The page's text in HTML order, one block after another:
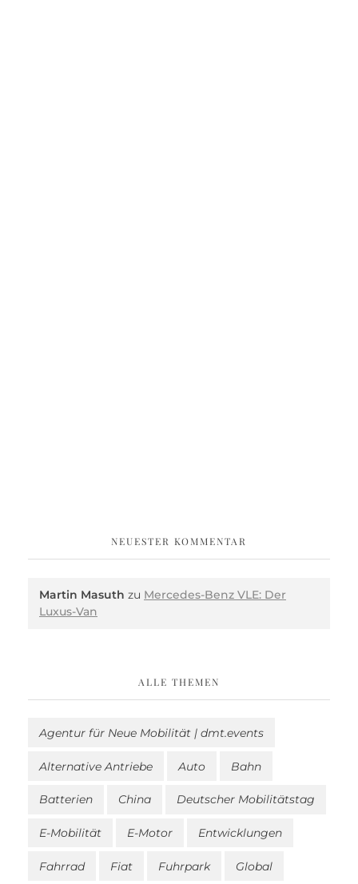
NEUESTER KOMMENTAR
Martin Masuth zu Mercedes-Benz VLE: Der
Luxus-Van
ALLE THEMEN
Agentur für Neue Mobilität | dmt.events
Alternative Antriebe Auto Bahn
Batterien China Deutscher Mobilitätstag
E-Mobilität E-Motor Entwicklungen
Fahrrad Fiat Fuhrpark Global